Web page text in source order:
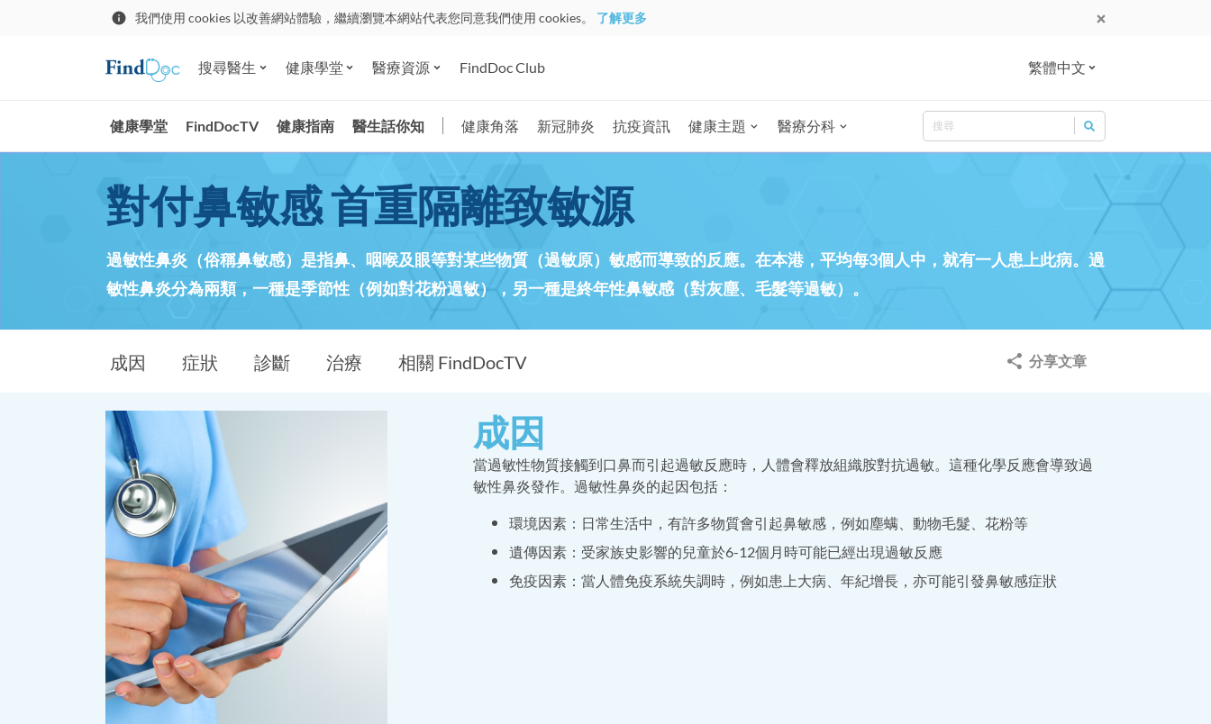
我們使用 cookies 以改善網站體驗，繼續瀏覽本網站代表您同意我們使用 cookies。 了解更多
搜尋醫生 健康學堂 醫療資源 FindDoc Club 繁體中文
健康學堂 FindDocTV 健康指南 醫生話你知 健康角落 新冠肺炎 抗疫資訊 健康主題 醫療分科
Search for:
Search
對付鼻敏感 首重隔離致敏源
過敏性鼻炎（俗稱鼻敏感）是指鼻、咽喉及眼等對某些物質（過敏原）敏感而導致的反應。在本港，平均每3個人中，就有一人患上此病。過
敏性鼻炎分為兩類，一種是季節性（例如對花粉過敏），另一種是終年性鼻敏感（對灰塵、毛髮等過敏）。
成因 症狀 診斷 治療 相關 FindDocTV 分享文章
成因
當過敏性物質接觸到口鼻而引起過敏反應時，人體會釋放組織胺對抗過敏。這種化學反應會導致過
敏性鼻炎發作。過敏性鼻炎的起因包括：
環境因素：日常生活中，有許多物質會引起鼻敏感，例如塵螨、動物毛髮、花粉等
遺傳因素：受家族史影響的兒童於6-12個月時可能已經出現過敏反應
免疫因素：當人體免疫系統失調時，例如患上大病、年紀增長，亦可能引發鼻敏感症狀